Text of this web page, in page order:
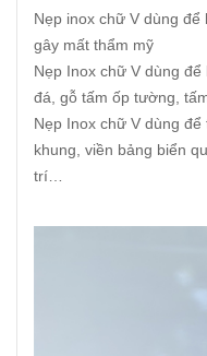
Nẹp inox chữ V dùng
gây mất thẩm mỹ
Nẹp Inox chữ V dùng để
đá, gỗ tấm ốp tường,
Nẹp Inox chữ V dùng
khung, viền bảng biển
trí…